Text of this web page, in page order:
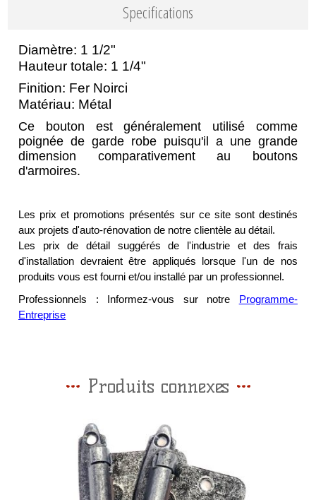
Specifications
Diamètre: 1 1/2"
Hauteur totale: 1 1/4"
Finition: Fer Noirci
Matériau: Métal
Ce bouton est généralement utilisé comme
poignée de garde robe puisqu'il a une grande
dimension comparativement au boutons
d'armoires.
Les prix et promotions présentés sur ce site sont destinés
aux projets d'auto-rénovation de notre clientèle au détail.
Les prix de détail suggérés de l'industrie et des frais
d'installation devraient être appliqués lorsque l'un de nos
produits vous est fourni et/ou installé par un professionnel.
Professionnels : Informez-vous sur notre
Programme-
Entreprise
Produits connexes